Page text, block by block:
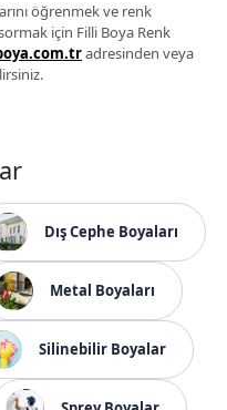
öğrenmek ve renk
için Filli Boya Renk
adresinden veya
Dış Cephe Boyaları
Metal Boyaları
Silinebilir Boyalar